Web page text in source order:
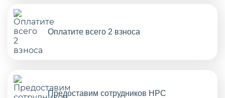
Оплатите всего 2 взноса
Предоставим сотрудников НРС